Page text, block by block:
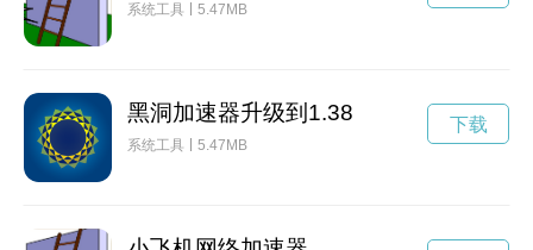
系统工具 5.47MB
黑洞加速器升级到1.38
系统工具 5.47MB
下载